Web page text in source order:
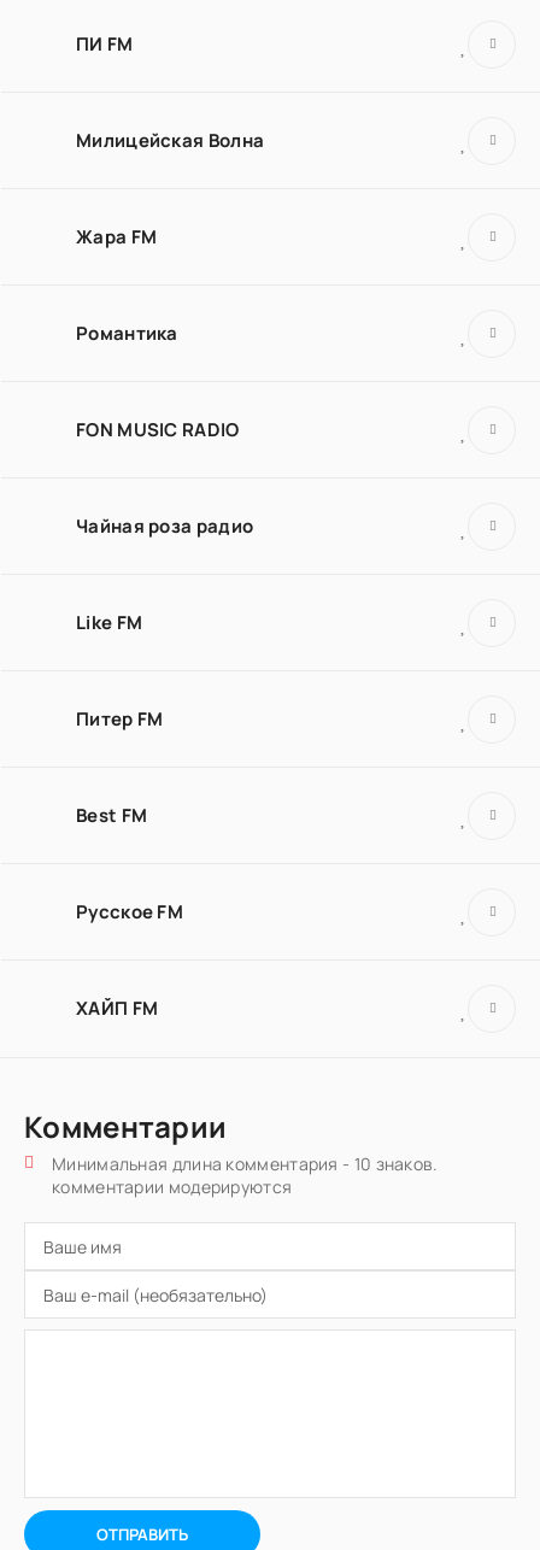
ПИ FM
Милицейская Волна
Жара FM
Романтика
FON MUSIC RADIO
Чайная роза радио
Like FM
Питер FM
Best FM
Русское FM
ХАЙП FM
Комментарии
Минимальная длина комментария - 10 знаков.
комментарии модерируются
ОТПРАВИТЬ